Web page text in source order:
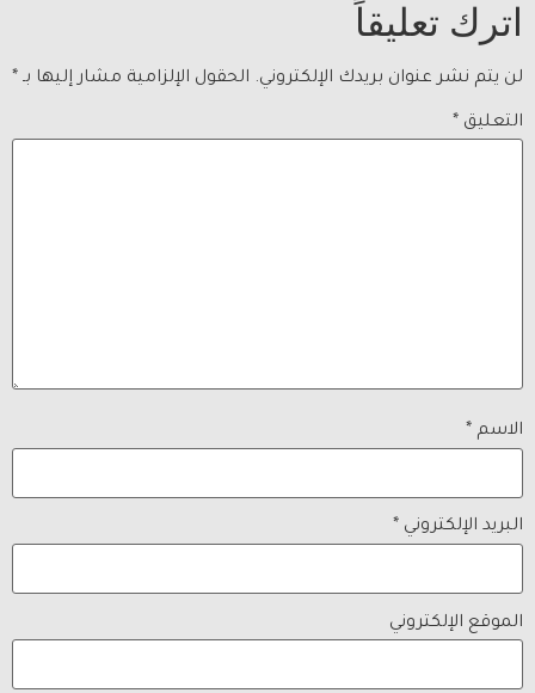
اترك تعليقاً
لن يتم نشر عنوان بريدك الإلكتروني. الحقول الإلزامية مشار إليها بـ*
التعليق
الاسم
البريد الإلكتروني
الموقع الإلكتروني